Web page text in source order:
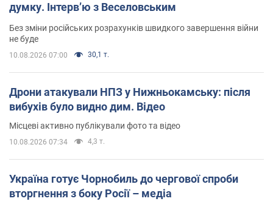
думку. Інтерв’ю з Веселовським
Без зміни російських розрахунків швидкого завершення війни
не буде
10.08.2026 07:00 30,1 т.
Дрони атакували НПЗ у Нижньокамську: після
вибухів було видно дим. Відео
Місцеві активно публікували фото та відео
10.08.2026 07:34 4,3 т.
Україна готує Чорнобиль до чергової спроби
вторгнення з боку Росії – медіа